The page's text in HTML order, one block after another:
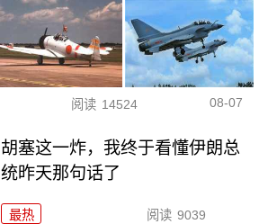
阅读 14524 08-07
胡塞这一炸，我终于看懂伊朗总
统昨天那句话了
最热 阅读 9039